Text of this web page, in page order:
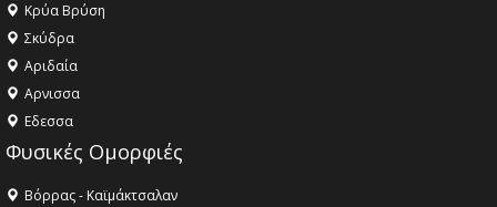
Κρύα Βρύση
Σκύδρα
Αριδαία
Aρνισσα
Eδεσσα
Φυσικές Ομορφιές
Βόρρας - Καϊμάκτσαλαν